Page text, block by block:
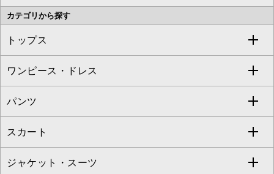
OFUON le MK
MK MICHEL KLEIN HOMME
MK MICHEL KLEIN BAG
カテゴリから探す
トップス
すべてのトップス
カットソー・Tシャツ
ブラウス・シャツ
ニット・セーター
ワンピース・ドレス
すべてのワンピース・ドレス
ワンピース
ドレス
パンツ
すべてのパンツ
フルレングスパンツ
スカート
すべてのスカート
ジャケット・スーツ